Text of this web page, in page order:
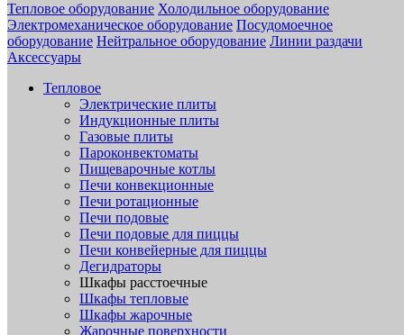
Тепловое оборудование Холодильное оборудование
Электромеханическое оборудование Посудомоечное
оборудование Нейтральное оборудование Линии раздачи
Аксессуары
Тепловое
Электрические плиты
Индукционные плиты
Газовые плиты
Пароконвектоматы
Пищеварочные котлы
Печи конвекционные
Печи ротационные
Печи подовые
Печи подовые для пиццы
Печи конвейерные для пиццы
Дегидраторы
Шкафы расстоечные
Шкафы тепловые
Шкафы жарочные
Жарочные поверхности